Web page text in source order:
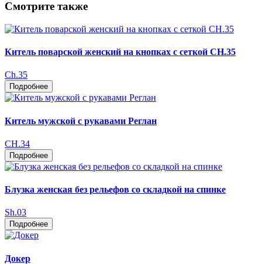
Смотрите также
Китель поварской женский на кнопках с сеткой CH.35
Ch.35
Подробнее
Китель мужской с рукавами Реглан
CH.34
Подробнее
Блузка женская без рельефов со складкой на спинке
Sh.03
Подробнее
Докер